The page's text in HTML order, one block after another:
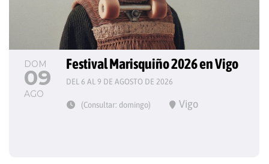
DOM
09
AGO
Festival Marisquiño 2026 en Vigo
DEL 6 AL 9 DE AGOSTO DE 2026
(Consultar: domingo) Vigo